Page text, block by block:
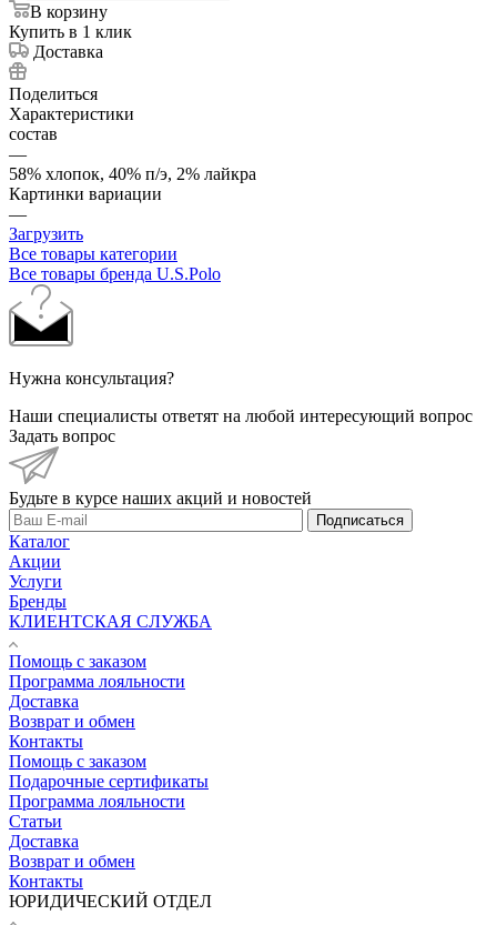
В корзину
Купить в 1 клик
Доставка
Поделиться
Характеристики
состав
—
58% хлопок, 40% п/э, 2% лайкра
Картинки вариации
—
Загрузить
Все товары категории
Все товары бренда U.S.Polo
Нужна консультация?
Наши специалисты ответят на любой интересующий вопрос
Задать вопрос
Будьте в курсе наших акций и новостей
Подписаться
Каталог
Акции
Услуги
Бренды
КЛИЕНТСКАЯ СЛУЖБА
Помощь с заказом
Программа лояльности
Доставка
Возврат и обмен
Контакты
Помощь с заказом
Подарочные сертификаты
Программа лояльности
Статьи
Доставка
Возврат и обмен
Контакты
ЮРИДИЧЕСКИЙ ОТДЕЛ